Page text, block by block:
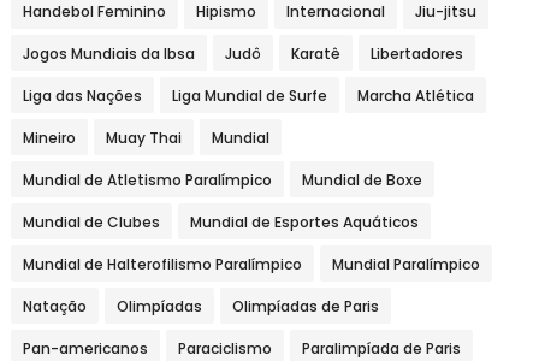
Handebol Feminino Hipismo Internacional Jiu-jitsu
Jogos Mundiais da Ibsa Judô Karatê Libertadores
Liga das Nações Liga Mundial de Surfe Marcha Atlética
Mineiro Muay Thai Mundial
Mundial de Atletismo Paralímpico Mundial de Boxe
Mundial de Clubes Mundial de Esportes Aquáticos
Mundial de Halterofilismo Paralímpico Mundial Paralímpico
Natação Olimpíadas Olimpíadas de Paris
Pan-americanos Paraciclismo Paralimpíada de Paris